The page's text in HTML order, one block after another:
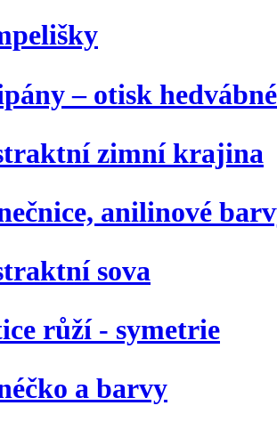
– otisk
zimní krajina
anilinové
sova
růží - symetrie
a barvy